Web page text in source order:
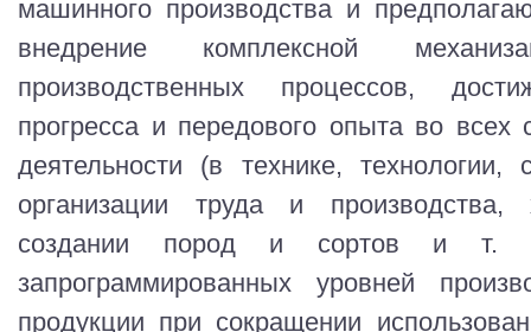
машинного производства и
внедрение комплексной
производственных процессов,
прогресса и передового опыта во всех
деятельности (в технике, технологии,
организации труда и
создании пород и сортов и т.
запрограммированных уровней
продукции при сокращении